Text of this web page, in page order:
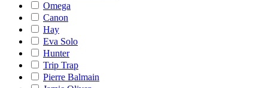
Omega
Canon
Hay
Eva Solo
Hunter
Trip Trap
Pierre Balmain